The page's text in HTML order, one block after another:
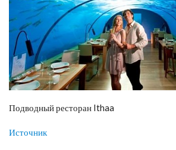
Подводный ресторан Ithaa
Источник